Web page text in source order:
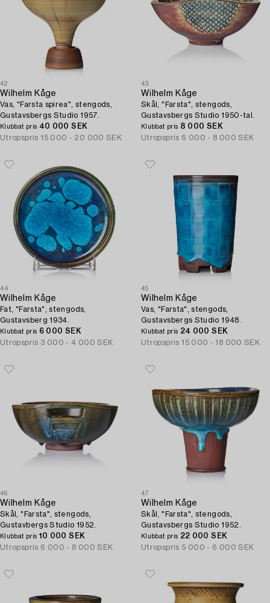
42
Wilhelm Kåge
Vas, "Farsta spirea", stengods,
Gustavsbergs Studio 1957.
Klubbat pris 40 000 SEK
Utropspris 15 000 - 20 000 SEK
43
Wilhelm Kåge
Skål, "Farsta", stengods,
Gustavsbergs Studio 1950-tal.
Klubbat pris 8 000 SEK
Utropspris 6 000 - 8 000 SEK
44
Wilhelm Kåge
Fat, "Farsta", stengods,
Gustavsberg 1934.
Klubbat pris 6 000 SEK
Utropspris 3 000 - 4 000 SEK
45
Wilhelm Kåge
Vas, "Farsta", stengods,
Gustavsbergs Studio 1948.
Klubbat pris 24 000 SEK
Utropspris 15 000 - 18 000 SEK
46
Wilhelm Kåge
Skål, "Farsta", stengods,
Gustavbergs Studio 1952.
Klubbat pris 10 000 SEK
Utropspris 6 000 - 8 000 SEK
47
Wilhelm Kåge
Skål, "Farsta", stengods,
Gustavsbergs Studio 1952.
Klubbat pris 22 000 SEK
Utropspris 5 000 - 6 000 SEK